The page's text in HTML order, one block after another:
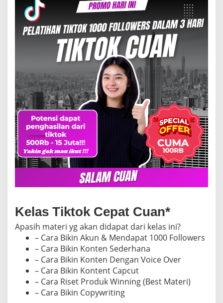
Kelas Tiktok Cepat Cuan*
Apasih materi yg akan didapat dari kelas ini?
– Cara Bikin Akun & Mendapat 1000 Followers
– Cara Bikin Konten Sederhana
– Cara Bikin Konten Dengan Voice Over
– Cara Bikin Kontent Capcut
– Cara Riset Produk Winning (Best Materi)
– Cara Bikin Copywriting